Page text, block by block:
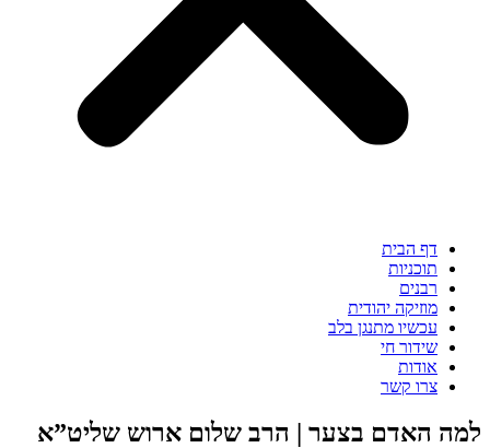
דף הבית
תוכניות
רבנים
מוזיקה יהודית
עכשיו מתנגן בלב
שידור חי
אודות
צרו קשר
למה האדם בצער | הרב שלום ארוש שליט”א